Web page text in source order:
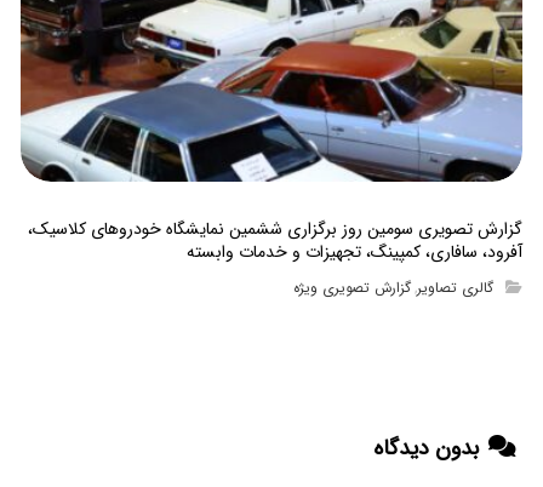
گزارش تصویری سومین روز برگزاری ششمین نمایشگاه خودروهای کلاسیک،
آفرود، سافاری، کمپینگ، تجهیزات و خدمات وابسته
گالری تصاویر,گزارش تصویری ویژه
بدون دیدگاه